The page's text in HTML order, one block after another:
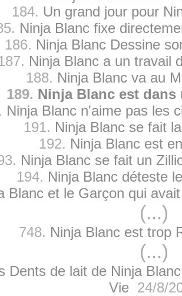
184. Un grand jour pour
Ninja Blanc fixe
186. Ninja Blanc Dessine
Ninja Blanc a un travail
188. Ninja Blanc va au
189. Ninja Blanc est dans
Ninja Blanc n'aime pas les
191. Ninja Blanc se fait
192. Ninja Blanc est
Ninja Blanc se fait un
194. Ninja Blanc déteste
Blanc et le Garçon qui
(...)
748. Ninja Blanc est trop
(...)
Dents de lait de Ninja
Vie24/8/